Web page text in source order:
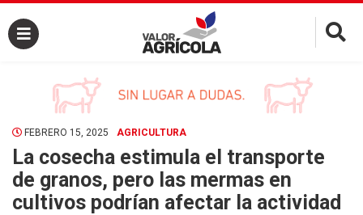
×
FEBRERO 15, 2025 AGRICULTURA
La cosecha estimula el transporte
de granos, pero las mermas en
cultivos podrían afectar la actividad